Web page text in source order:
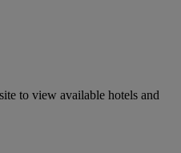
to view available hotels and